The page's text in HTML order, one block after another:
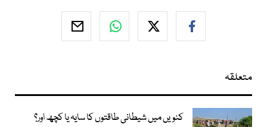
متعلقہ
کنویں میں شیطانی طاقتوں کا سایہ یا کچھ اور؟